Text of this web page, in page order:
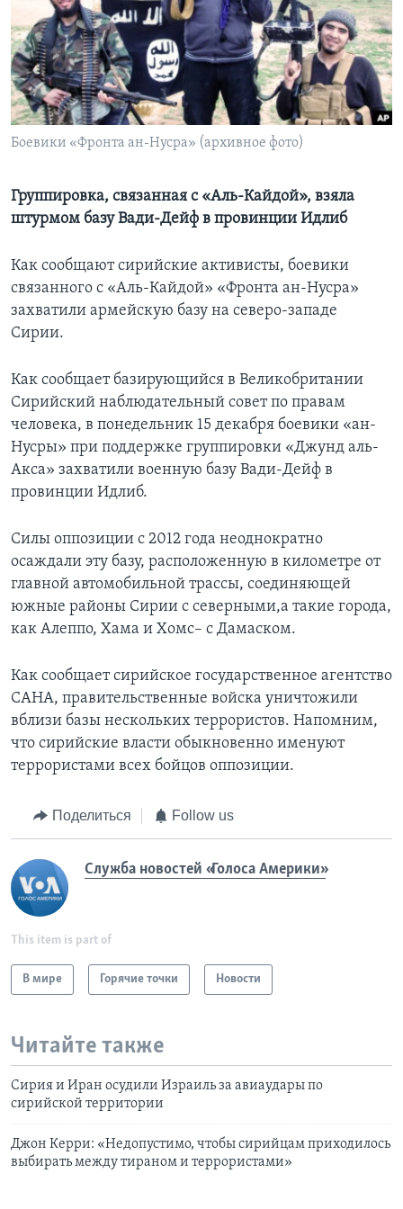
Learning English
СОЦИАЛЬНЫЕ СЕТИ
Боевики «Фронта ан-Нусра» (архивное фото)
Группировка, связанная с «Аль-Кайдой», взяла
штурмом базу Вади-Дейф в провинции Идлиб
Как сообщают сирийские активисты, боевики
связанного с «Аль-Кайдой» «Фронта ан-Нусра»
захватили армейскую базу на северо-западе
Сирии.
Как сообщает базирующийся в Великобритании
Сирийский наблюдательный совет по правам
человека, в понедельник 15 декабря боевики «ан-
Нусры» при поддержке группировки «Джунд аль-
Акса» захватили военную базу Вади-Дейф в
провинции Идлиб.
Силы оппозиции с 2012 года неоднократно
осаждали эту базу, расположенную в километре от
главной автомобильной трассы, соединяющей
южные районы Сирии с северными,а такие города,
как Алеппо, Хама и Хомс– с Дамаском.
Как сообщает сирийское государственное агентство
САНА, правительственные войска уничтожили
вблизи базы нескольких террористов. Напомним,
что сирийские власти обыкновенно именуют
террористами всех бойцов оппозиции.
Поделиться Follow us
Служба новостей «Голоса Америки»
This item is part of
В мире Горячие точки Новости
Читайте также
Сирия и Иран осудили Израиль за авиаудары по
сирийской территории
Джон Керри: «Недопустимо, чтобы сирийцам приходилось
выбирать между тираном и террористами»